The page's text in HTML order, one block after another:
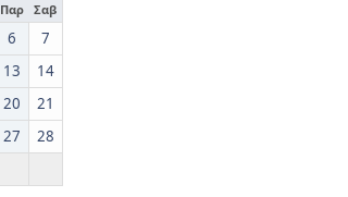
Παρ Σαβ
6
7
13
14
20
21
27
28